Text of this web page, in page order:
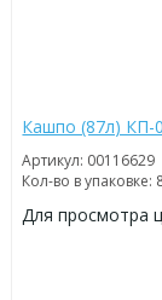
Кашпо (87л) КП-
Артикул: 00116629
Кол-во в упаковке:
Для просмотра